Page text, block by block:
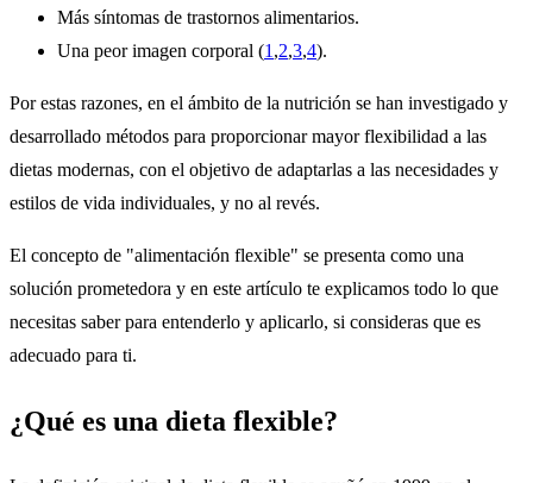
Más síntomas de trastornos alimentarios.
Una peor imagen corporal (1 ,2,3,4).
Por estas razones, en el ámbito de la nutrición se han investigado y
desarrollado métodos para proporcionar mayor flexibilidad a las
dietas modernas, con el objetivo de adaptarlas a las necesidades y
estilos de vida individuales, y no al revés.
El concepto de "alimentación flexible" se presenta como una
solución prometedora y en este artículo te explicamos todo lo que
necesitas saber para entenderlo y aplicarlo, si consideras que es
adecuado para ti.
¿Qué es una dieta flexible?